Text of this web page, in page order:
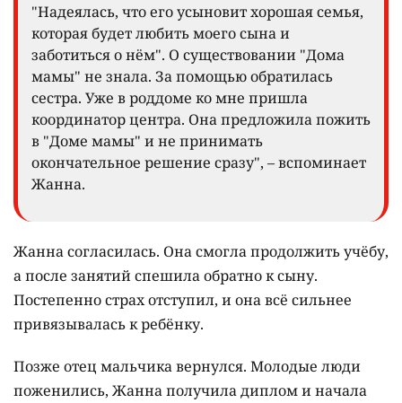
"Надеялась, что его усыновит хорошая семья,
которая будет любить моего сына и
заботиться о нём". О существовании "Дома
мамы" не знала. За помощью обратилась
сестра. Уже в роддоме ко мне пришла
координатор центра. Она предложила пожить
в "Доме мамы" и не принимать
окончательное решение сразу", – вспоминает
Жанна.
Жанна согласилась. Она смогла продолжить учёбу,
а после занятий спешила обратно к сыну.
Постепенно страх отступил, и она всё сильнее
привязывалась к ребёнку.
Позже отец мальчика вернулся. Молодые люди
поженились, Жанна получила диплом и начала